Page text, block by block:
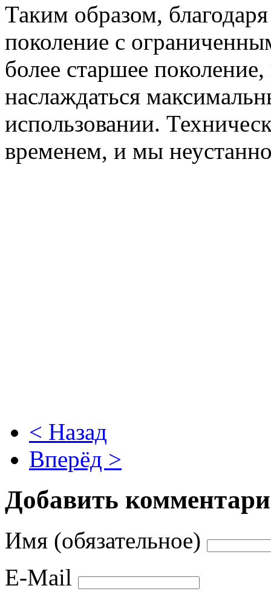
Таким образом,
поколение с
более старшее
наслаждаться
использовании.
временем, и мы
< Назад
Вперёд >
Добавить
Имя (обязательное)
E-Mail